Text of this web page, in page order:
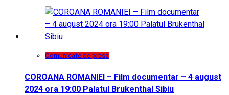
Comunicate de presa
COROANA ROMANIEI – Film documentar – 4 august
2024 ora 19:00 Palatul Brukenthal Sibiu